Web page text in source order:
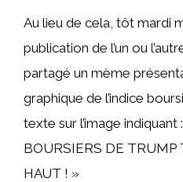
Au lieu de cela, tôt mardi
publication de l’un ou
partagé un mème
graphique de l’indice
texte sur l’image indiquant
BOURSIERS DE TRUMP
HAUT ! »